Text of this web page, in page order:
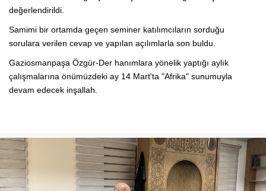
değerlendirildi.
Samimi bir ortamda geçen seminer katılımcıların sorduğu
sorulara verilen cevap ve yapılan açılımlarla son buldu.
Gaziosmanpaşa Özgür-Der hanımlara yönelik yaptığı aylık
çalışmalarına önümüzdeki ay 14 Mart'ta "Afrika" sunumuyla
devam edecek inşallah.